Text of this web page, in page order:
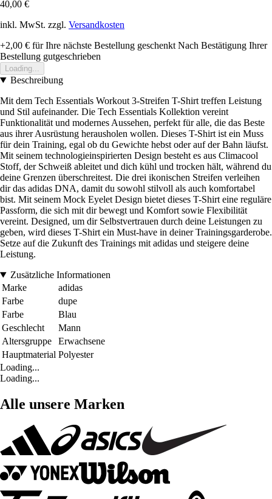
40,00 €
inkl. MwSt. zzgl. Versandkosten
+2,00 € für Ihre nächste Bestellung geschenkt Nach Bestätigung Ihrer
Bestellung gutgeschrieben
Loading...
Beschreibung
Mit dem Tech Essentials Workout 3-Streifen T-Shirt treffen Leistung
und Stil aufeinander. Die Tech Essentials Kollektion vereint
Funktionalität und modernes Aussehen, perfekt für alle, die das Beste
aus ihrer Ausrüstung herausholen wollen. Dieses T-Shirt ist ein Muss
für dein Training, egal ob du Gewichte hebst oder auf der Bahn läufst.
Mit seinem technologieinspirierten Design besteht es aus Climacool
Stoff, der Schweiß ableitet und dich kühl und trocken hält, während du
deine Grenzen überschreitest. Die drei ikonischen Streifen verleihen
dir das adidas DNA, damit du sowohl stilvoll als auch komfortabel
bist. Mit seinem Mock Eyelet Design bietet dieses T-Shirt eine reguläre
Passform, die sich mit dir bewegt und Komfort sowie Flexibilität
vereint. Designed, um dir Selbstvertrauen durch deine Leistungen zu
geben, wird dieses T-Shirt ein Must-have in deiner Trainingsgarderobe.
Setze auf die Zukunft des Trainings mit adidas und steigere deine
Leistung.
Zusätzliche Informationen
Marke
adidas
Farbe
dupe
Farbe
Blau
Geschlecht
Mann
Altersgruppe
Erwachsene
Hauptmaterial Polyester
Loading...
Loading...
Alle unsere Marken